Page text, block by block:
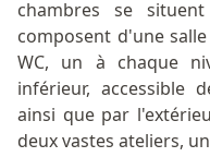
chambres se
composent d'une
WC, un à chaque
inférieur, accessible
ainsi que par
deux vastes ateliers,